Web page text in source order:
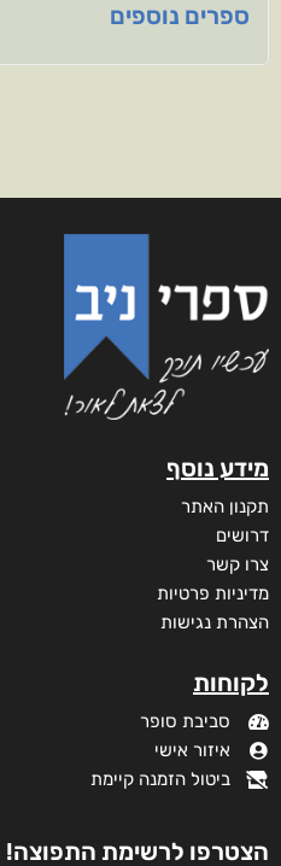
ספרים נוספים
מידע נוסף
תקנון האתר
דרושים
צרו קשר
מדיניות פרטיות
הצהרת נגישות
לקוחות
סביבת סופר
איזור אישי
ביטול הזמנה קיימת
הצטרפו לרשימת התפוצה!